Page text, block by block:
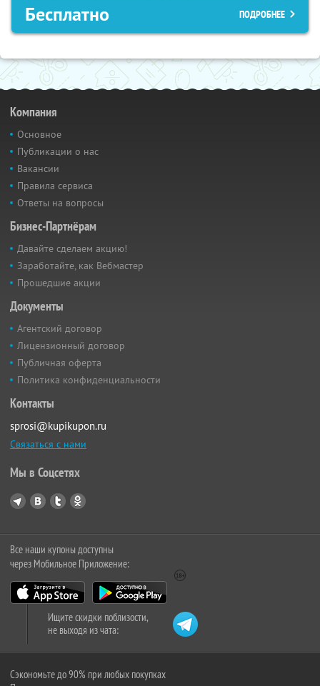
Бесплатно ПОДРОБНЕЕ
Компания
Основное
Публикации о нас
Вакансии
Правила сервиса
Ответы на вопросы
Бизнес-Партнёрам
Давайте сделаем акцию!
Заработайте, как Вебмастер
Прошедшие акции
Документы
Агентский договор
Лицензионный договор
Публичная оферта
Политика конфиденциальности
Контакты
sprosi@kupikupon.ru
Связаться с нами
Мы в Соцсетях
Все наши купоны доступны
через Мобильное Приложение:
Ищите скидки поблизости,
не выходя из чата:
Сэкономьте до 90% при любых покупках